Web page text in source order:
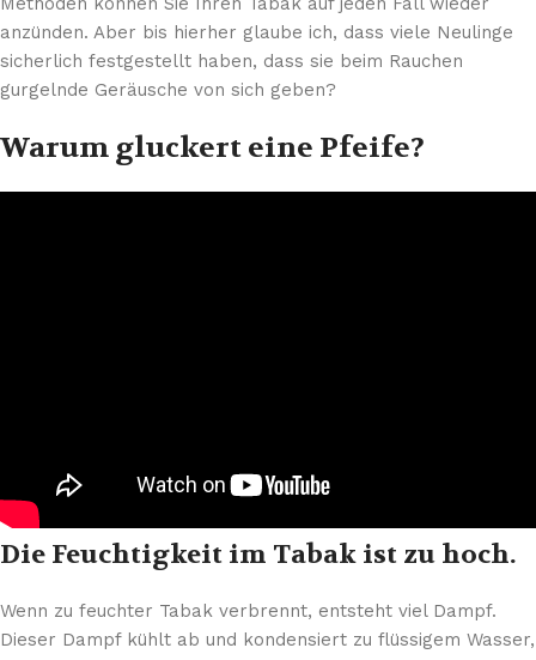
anzünden. Aber bis hierher glaube ich, dass viele Neulinge
sicherlich festgestellt haben, dass sie beim Rauchen
gurgelnde Geräusche von sich geben?
Warum gluckert eine Pfeife?
Die Feuchtigkeit im Tabak ist zu hoch.
Wenn zu feuchter Tabak verbrennt, entsteht viel Dampf.
Dieser Dampf kühlt ab und kondensiert zu flüssigem Wasser,